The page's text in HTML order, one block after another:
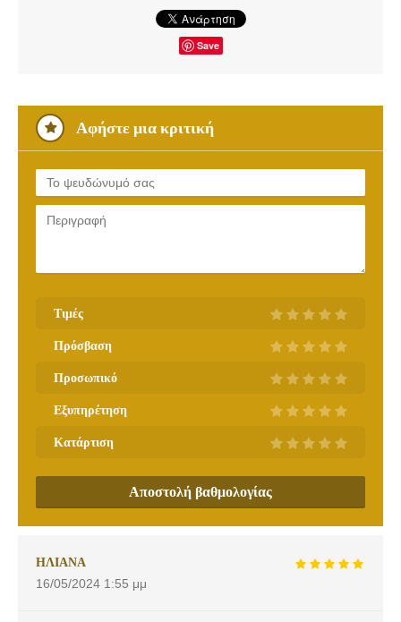
Save
Αφήστε μια κριτική
Τιμές
Πρόσβαση
Προσωπικό
Εξυπηρέτηση
Κατάρτιση
Αποστολή βαθμολογίας
ΗΛΙΑΝΑ
16/05/2024 1:55 μμ